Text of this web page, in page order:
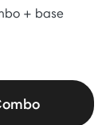
+ base